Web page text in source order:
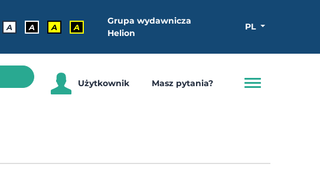
A A A A
Grupa wydawnicza
Helion
PL
Użytkownik Masz pytania?